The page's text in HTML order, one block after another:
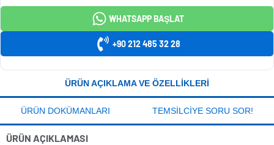
WHATSAPP BAŞLAT
+90 212 485 32 28
ÜRÜN AÇIKLAMA VE ÖZELLIKLERI
ÜRÜN DOKÜMANLARI TEMSILCIYE SORU SOR!
ÜRÜN AÇIKLAMASI